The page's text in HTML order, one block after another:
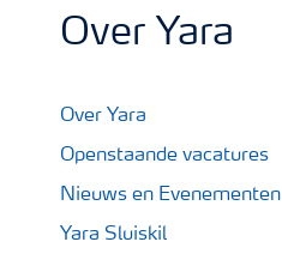
Over Yara
Over Yara
Openstaande vacatures
Nieuws en Evenementen
Yara Sluiskil